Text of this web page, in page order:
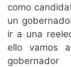
como
un
ir a una
ello vamos